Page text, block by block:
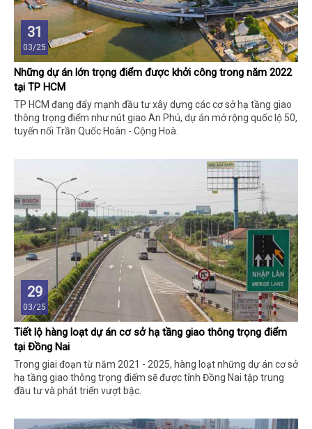
31
03/25
Những dự án lớn trọng điểm được khởi công trong năm 2022
tại TP HCM
TP HCM đang đẩy mạnh đầu tư xây dựng các cơ sở hạ tầng giao
thông trọng điểm như nút giao An Phú, dự án mở rộng quốc lộ 50,
tuyến nối Trần Quốc Hoàn - Cộng Hoà.
29
03/25
Tiết lộ hàng loạt dự án cơ sở hạ tầng giao thông trọng điểm
tại Đồng Nai
Trong giai đoạn từ năm 2021 - 2025, hàng loạt những dự án cơ sở
hạ tầng giao thông trọng điểm sẽ được tỉnh Đồng Nai tập trung
đầu tư và phát triển vượt bậc.